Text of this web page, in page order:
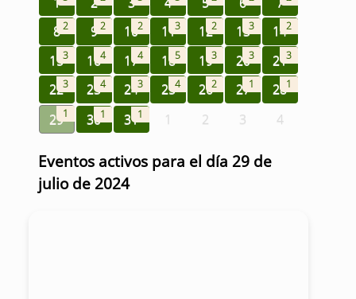
82 92 102 113 122 133 142
153 164 174 185 193 203 213
223 234 243 254 262 271 281
291 301 311 1 2 3 4
Eventos activos para el día 29 de
julio de 2024